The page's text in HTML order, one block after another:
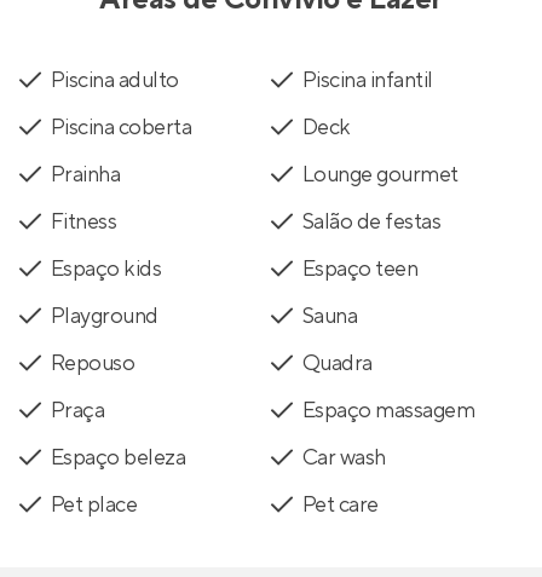
Piscina adulto
Piscina infantil
Piscina coberta
Deck
Prainha
Lounge gourmet
Fitness
Salão de festas
Espaço kids
Espaço teen
Playground
Sauna
Repouso
Quadra
Praça
Espaço massagem
Espaço beleza
Car wash
Pet place
Pet care